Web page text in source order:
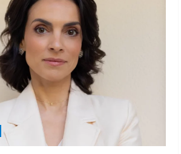
Moda vende US$63,7 bilhões em
produtos licenciados
6 de agosto de 2026
Renata Caixeta assume Movimento
Sou de Algodão
5 de agosto de 2026